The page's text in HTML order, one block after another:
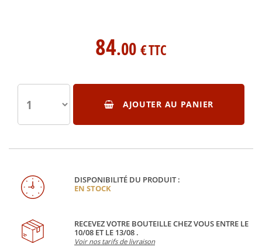
DISPONIBILITÉ DU PRODUIT :
EN STOCK
RECEVEZ VOTRE BOUTEILLE CHEZ VOUS ENTRE LE
10/08 ET LE 13/08 .
Voir nos tarifs de livraison
84.00 €TTC
AJOUTER AU PANIER